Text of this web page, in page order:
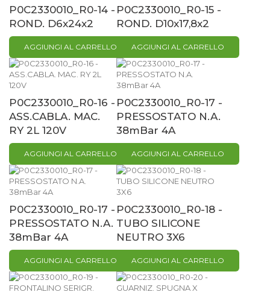
P0C2330010_R0-14 -
ROND. D6x24x2
AGGIUNGI AL CARRELLO
P0C2330010_R0-15 -
ROND. D10x17,8x2
AGGIUNGI AL CARRELLO
P0C2330010_R0-16 -
ASS.CABLA. MAC.
RY 2L 120V
AGGIUNGI AL CARRELLO
P0C2330010_R0-17 -
PRESSOSTATO N.A.
38mBar 4A
AGGIUNGI AL CARRELLO
P0C2330010_R0-17 -
PRESSOSTATO N.A.
38mBar 4A
AGGIUNGI AL CARRELLO
P0C2330010_R0-18 -
TUBO SILICONE
NEUTRO 3X6
AGGIUNGI AL CARRELLO